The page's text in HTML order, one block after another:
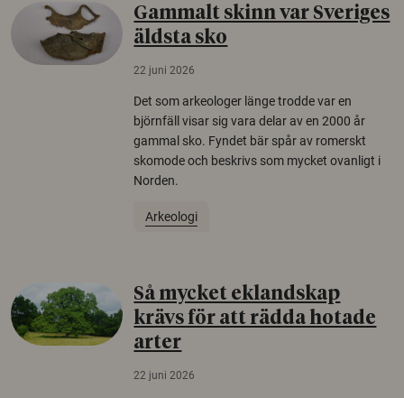
Gammalt skinn var Sveriges
äldsta sko
22 juni 2026
Det som arkeologer länge trodde var en
björnfäll visar sig vara delar av en 2000 år
gammal sko. Fyndet bär spår av romerskt
skomode och beskrivs som mycket ovanligt i
Norden.
Arkeologi
Så mycket eklandskap
krävs för att rädda hotade
arter
22 juni 2026